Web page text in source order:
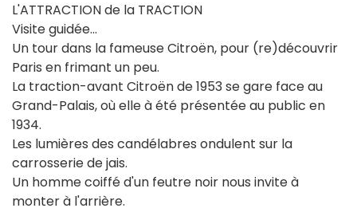
L'ATTRACTION de la TRACTION
Visite guidée...
Un tour dans la fameuse Citroën, pour (re)découvrir
Paris en frimant un peu.
La traction-avant Citroën de 1953 se gare face au
Grand-Palais, où elle à été présentée au public en
1934.
Les lumières des candélabres ondulent sur la
carrosserie de jais.
Un homme coiffé d'un feutre noir nous invite à
monter à l'arrière.